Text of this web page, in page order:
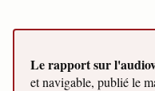
Le rapport sur
et navigable, publié le